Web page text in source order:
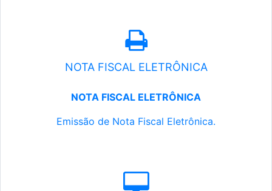
NOTA FISCAL ELETRÔNICA
NOTA FISCAL ELETRÔNICA
Emissão de Nota Fiscal Eletrônica.